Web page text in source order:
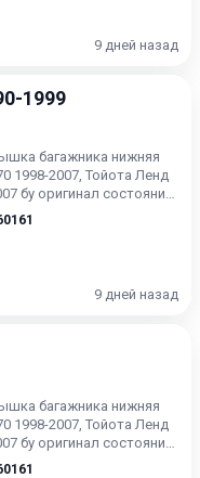
9 дней назад
1999
багажника нижняя
1998-2007, Тойота Ленд
бу оригинал состояние
9 дней назад
багажника нижняя
1998-2007, Тойота Ленд
бу оригинал состояние